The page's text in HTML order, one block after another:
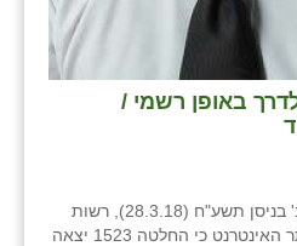
יוצאת לדרך באופן רשמי /
חברים תרשמו את המועד יב' בניסן תשע"ח (28.3.18), רשות
מקרקעי ישראל פרסמה באתר האינטרנט כי החלטה 1523 יצאה